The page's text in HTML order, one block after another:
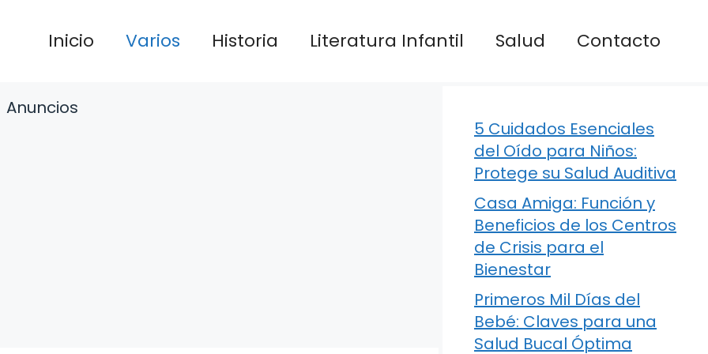
Inicio Varios Historia Literatura Infantil Salud Contacto
Anuncios
5 Cuidados Esenciales
del Oído para Niños:
Protege su Salud Auditiva
Casa Amiga: Función y
Beneficios de los Centros
de Crisis para el
Bienestar
Primeros Mil Días del
Bebé: Claves para una
Salud Bucal Óptima